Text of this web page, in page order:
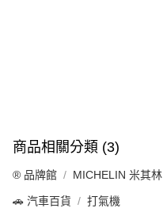
商品相關分類 (3)
®️ 品牌館 MICHELIN 米其林
🚗 汽車百貨 打氣機